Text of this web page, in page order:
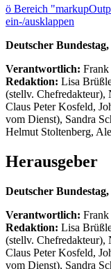
ö Bereich
ein-/ausklappen
Deutscher
Verantwortlich: Frank
Redaktion: Lisa
(stellv. Chefredakteur),
Claus Peter Kosfeld,
vom Dienst), Sandra
Helmut Stoltenberg,
Herausgeber
Deutscher
Verantwortlich: Frank
Redaktion: Lisa
(stellv. Chefredakteur),
Claus Peter Kosfeld,
vom Dienst), Sandra